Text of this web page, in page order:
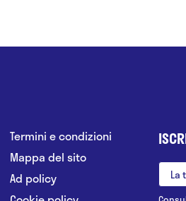
Termini e condizioni
Mappa del sito
Ad policy